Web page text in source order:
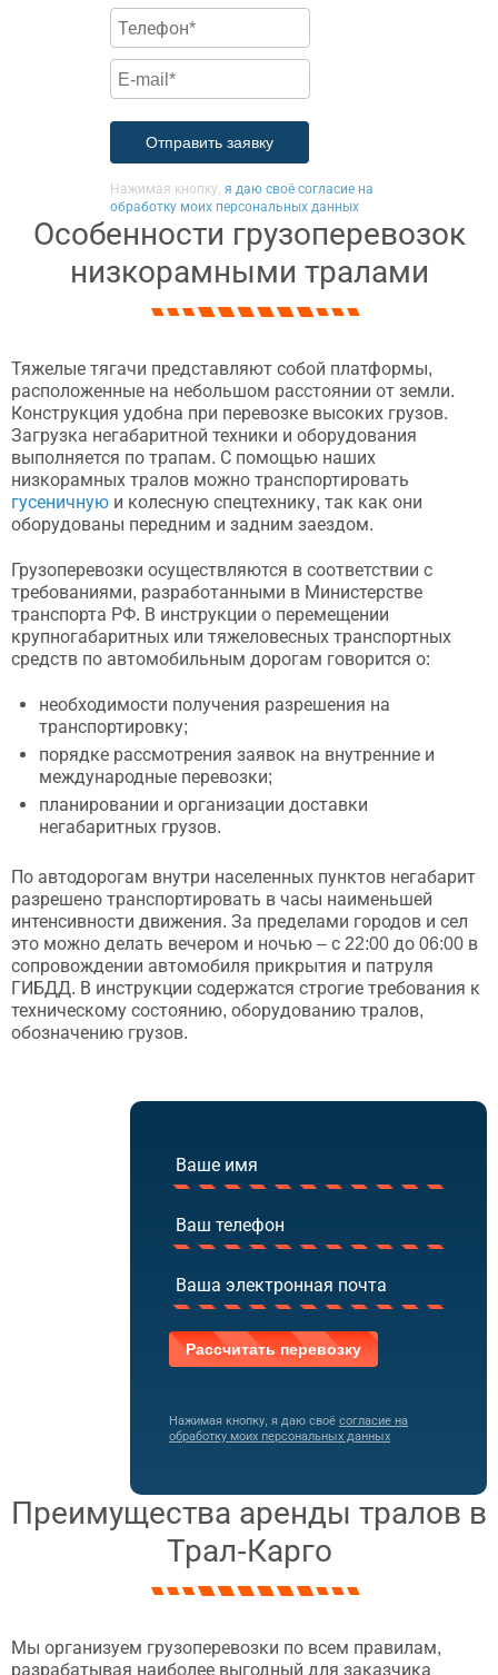
Нажимая кнопку, я даю своё согласие на
обработку моих персональных данных
Особенности грузоперевозок
низкорамными тралами
Тяжелые тягачи представляют собой платформы,
расположенные на небольшом расстоянии от земли.
Конструкция удобна при перевозке высоких грузов.
Загрузка негабаритной техники и оборудования
выполняется по трапам. С помощью наших
низкорамных тралов можно транспортировать
гусеничную и колесную спецтехнику, так как они
оборудованы передним и задним заездом.
Грузоперевозки осуществляются в соответствии с
требованиями, разработанными в Министерстве
транспорта РФ. В инструкции о перемещении
крупногабаритных или тяжеловесных транспортных
средств по автомобильным дорогам говорится о:
необходимости получения разрешения на
транспортировку;
порядке рассмотрения заявок на внутренние и
международные перевозки;
планировании и организации доставки
негабаритных грузов.
По автодорогам внутри населенных пунктов негабарит
разрешено транспортировать в часы наименьшей
интенсивности движения. За пределами городов и сел
это можно делать вечером и ночью – с 22:00 до 06:00 в
сопровождении автомобиля прикрытия и патруля
ГИБДД. В инструкции содержатся строгие требования к
техническому состоянию, оборудованию тралов,
обозначению грузов.
Нажимая кнопку, я даю своё согласие на
обработку моих персональных данных
Преимущества аренды тралов в
Трал-Карго
Мы организуем грузоперевозки по всем правилам,
разрабатывая наиболее выгодный для заказчика